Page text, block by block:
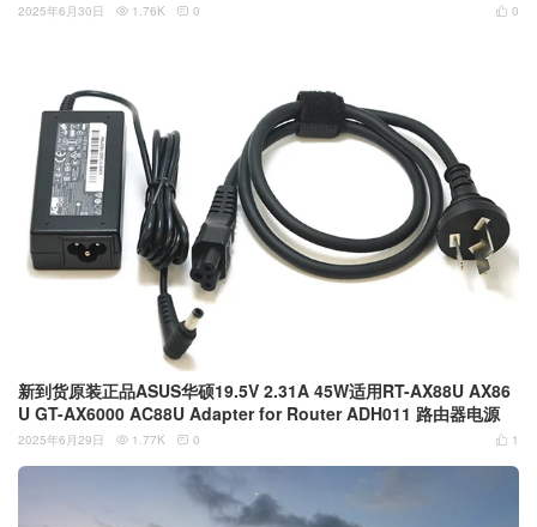
 0
2025年6月30日  1.76K  0
新到货原装正品ASUS华硕19.5V 2.31A 45W适用RT-AX88U AX86
U GT-AX6000 AC88U Adapter for Router ADH011 路由器电源
 1
2025年6月29日  1.77K  0